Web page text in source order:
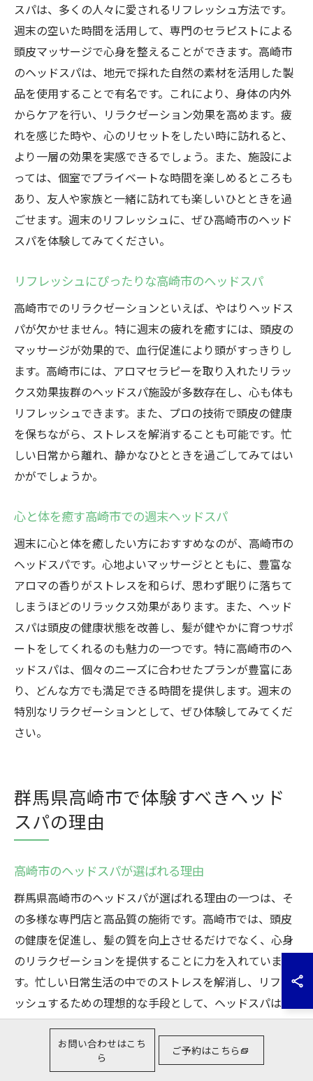
スパは、多くの人々に愛されるリフレッシュ方法です。
週末の空いた時間を活用して、専門のセラピストによる
頭皮マッサージで心身を整えることができます。高崎市
のヘッドスパは、地元で採れた自然の素材を活用した製
品を使用することで有名です。これにより、身体の内外
からケアを行い、リラクゼーション効果を高めます。疲
れを感じた時や、心のリセットをしたい時に訪れると、
より一層の効果を実感できるでしょう。また、施設によ
っては、個室でプライベートな時間を楽しめるところも
あり、友人や家族と一緒に訪れても楽しいひとときを過
ごせます。週末のリフレッシュに、ぜひ高崎市のヘッド
スパを体験してみてください。
リフレッシュにぴったりな高崎市のヘッドスパ
高崎市でのリラクゼーションといえば、やはりヘッドス
パが欠かせません。特に週末の疲れを癒すには、頭皮の
マッサージが効果的で、血行促進により頭がすっきりし
ます。高崎市には、アロマセラピーを取り入れたリラッ
クス効果抜群のヘッドスパ施設が多数存在し、心も体も
リフレッシュできます。また、プロの技術で頭皮の健康
を保ちながら、ストレスを解消することも可能です。忙
しい日常から離れ、静かなひとときを過ごしてみてはい
かがでしょうか。
心と体を癒す高崎市での週末ヘッドスパ
週末に心と体を癒したい方におすすめなのが、高崎市の
ヘッドスパです。心地よいマッサージとともに、豊富な
アロマの香りがストレスを和らげ、思わず眠りに落ちて
しまうほどのリラックス効果があります。また、ヘッド
スパは頭皮の健康状態を改善し、髪が健やかに育つサポ
ートをしてくれるのも魅力の一つです。特に高崎市のヘ
ッドスパは、個々のニーズに合わせたプランが豊富にあ
り、どんな方でも満足できる時間を提供します。週末の
特別なリラクゼーションとして、ぜひ体験してみてくだ
さい。
群馬県高崎市で体験すべきヘッド
スパの理由
高崎市のヘッドスパが選ばれる理由
群馬県高崎市のヘッドスパが選ばれる理由の一つは、そ
の多様な専門店と高品質の施術です。高崎市では、頭皮
の健康を促進し、髪の質を向上させるだけでなく、心身
のリラクゼーションを提供することに力を入れていま
す。忙しい日常生活の中でのストレスを解消し、リフレ
ッシュするための理想的な手段として、ヘッドスパは非
常に人気があります。さらに、高崎市のサロンでは、
個々のニーズに応じたカスタマイズされたサービスを提
供しており、訪れる人々の満足度が高いことも特徴で
お問い合わせはこち
ら
ご予約はこちら